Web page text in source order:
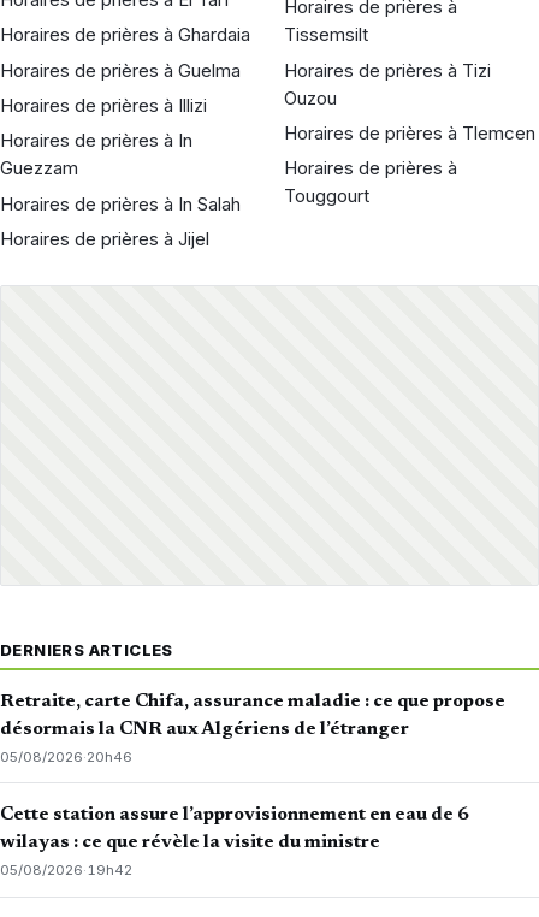
Horaires de prières à Ghardaia
Horaires de prières à Guelma
Horaires de prières à Illizi
Horaires de prières à In
Guezzam
Horaires de prières à In Salah
Horaires de prières à Jijel
Horaires de prières à
Tissemsilt
Horaires de prières à Tizi
Ouzou
Horaires de prières à Tlemcen
Horaires de prières à
Touggourt
DERNIERS ARTICLES
Retraite, carte Chifa, assurance maladie : ce que propose
désormais la CNR aux Algériens de l’étranger
05/08/2026·20h46
Cette station assure l’approvisionnement en eau de 6
wilayas : ce que révèle la visite du ministre
05/08/2026·19h42